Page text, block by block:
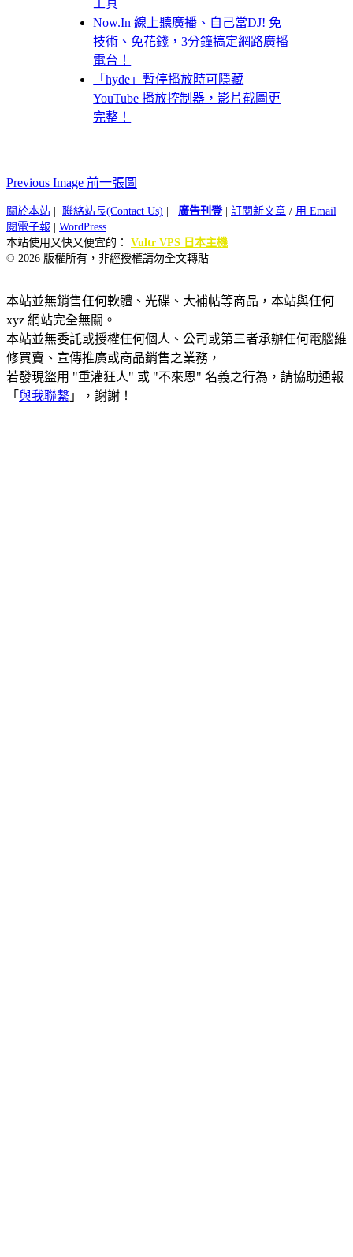
工具
Now.In 線上聽廣播、自己當DJ! 免
技術、免花錢，3分鐘搞定網路廣播
電台！
「hyde」暫停播放時可隱藏
YouTube 播放控制器，影片截圖更
完整！
Previous Image 前一張圖
關於本站 聯絡站長(Contact Us) 廣告刊登| 訂閱新文章 / 用 Email
閱電子報
WordPress
本站使用又快又便宜的： Vultr VPS 日本主機
© 2026 版權所有，非經授權請勿全文轉貼
本站並無銷售任何軟體、光碟、大補帖等商品，本站與任何
xyz 網站完全無關。
本站並無委託或授權任何個人、公司或第三者承辦任何電腦維
修買賣、宣傳推廣或商品銷售之業務，
若發現盜用 "重灌狂人" 或 "不來恩" 名義之行為，請協助通報
「 與我聯繫 」，謝謝！